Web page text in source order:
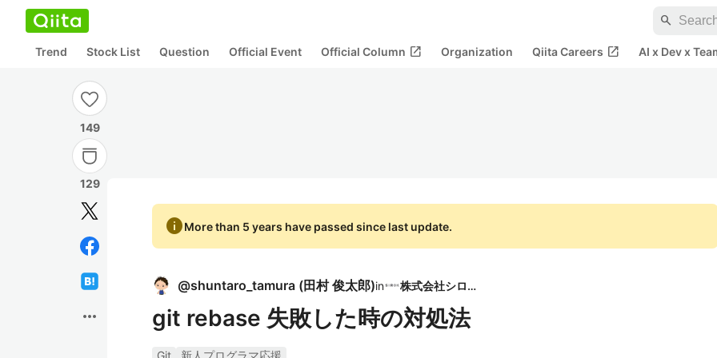
search
Trend Stock List Question Official Event Official Column open_in_new Organization Qiita Careers open_in_new AI x Dev x
149
129
more_horiz
infoMore than 5 years have passed since last update.
@shuntaro_tamura (田村 俊太郎)in 株式会社シロク
git rebase 失敗した時の対処法
Git
新人プログラマ応援